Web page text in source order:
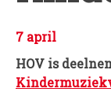
7 april
HOV is